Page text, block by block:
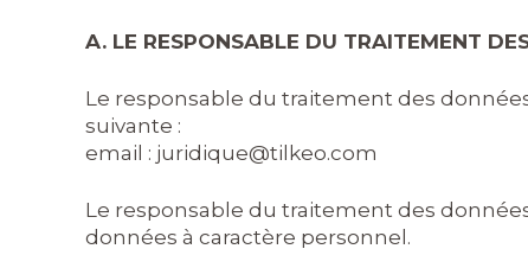
A. LE RESPONSABLE DU TRAITEMENT
Le responsable du traitement des
suivante :
email : juridique@tilkeo.com
Le responsable du traitement des
données à caractère personnel.